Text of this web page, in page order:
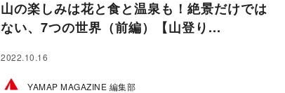
山の楽しみは花と食と温泉も！絶景だけでは
ない、7つの世界（前編）【山登り...
2022.10.16
YAMAP MAGAZINE 編集部